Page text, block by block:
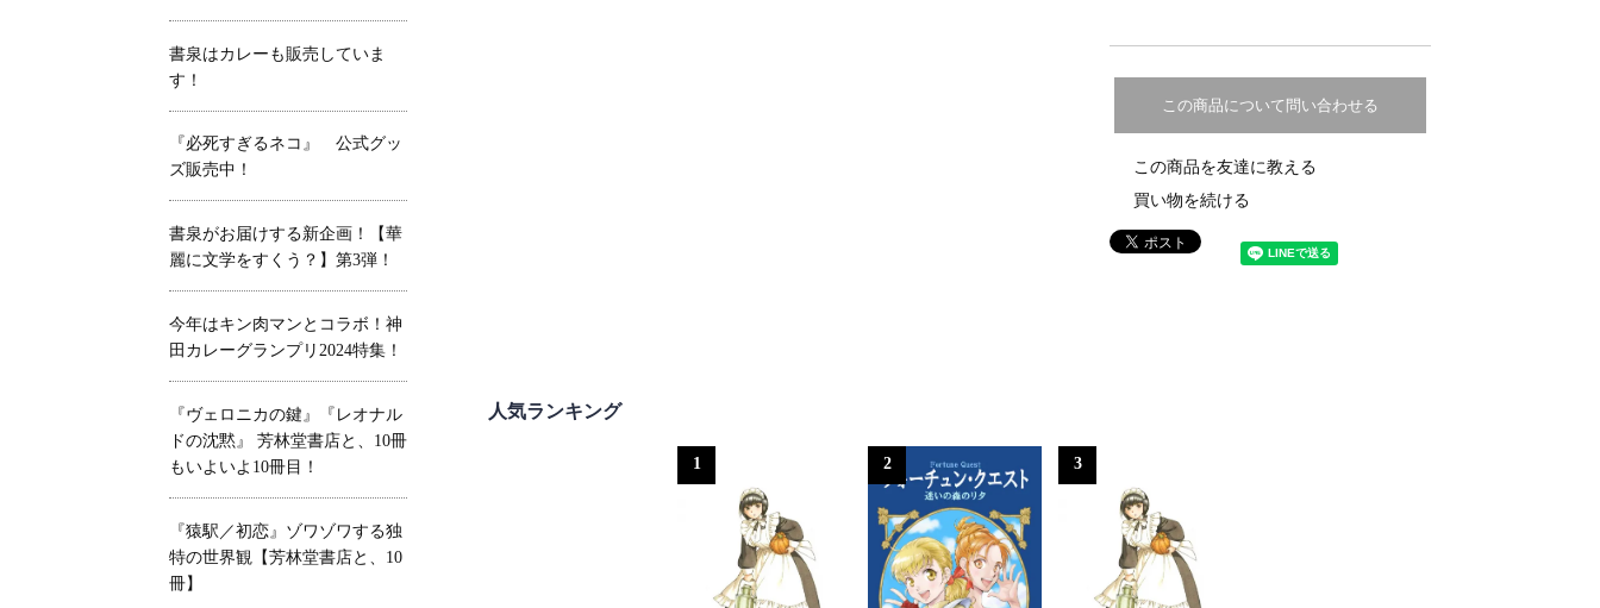
この商品について問い合わせる
この商品を友達に教える
買い物を続ける
人気ランキング
1 2 3
書泉はカレーも販売していま
す！
『必死すぎるネコ』 公式グッ
ズ販売中！
書泉がお届けする新企画！【華
麗に文学をすくう？】第3弾！
今年はキン肉マンとコラボ！神
田カレーグランプリ2024特集！
『ヴェロニカの鍵』『レオナル
ドの沈黙』 芳林堂書店と、10冊
もいよいよ10冊目！
『猿駅／初恋』ゾワゾワする独
特の世界観【芳林堂書店と、10
冊】